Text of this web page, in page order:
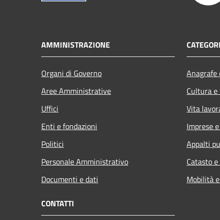
AMMINISTRAZIONE
Organi di Governo
Aree Amministrative
Uffici
Enti e fondazioni
Politici
Personale Amministrativo
Documenti e dati
Cultura
Vita
Imprese
Appalti
Catasto
Mobilità
CONTATTI